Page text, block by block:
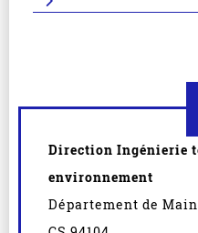
Direction Ingénierie
environnement
Département de